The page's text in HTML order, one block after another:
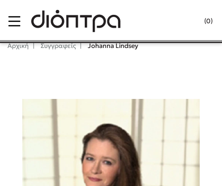
(0)
Κλείσιμο
Το ξενοδοχείο των συναισθημάτων
Αρχική Συγγραφείς Johanna Lindsey